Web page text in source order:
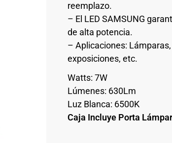
reemplazo.
– El LED SAMSUNG
de alta potencia.
– Aplicaciones:
exposiciones, etc.
Watts: 7W
Lúmenes: 630Lm
Luz Blanca: 6500K
Caja Incluye Porta